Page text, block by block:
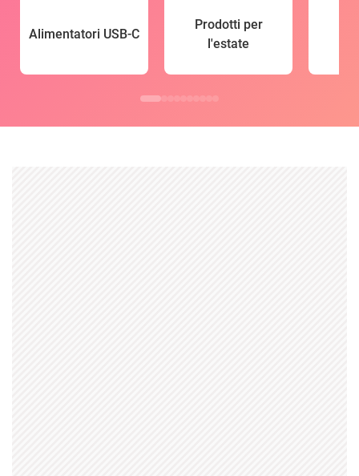
Alimentatori USB-C
Prodotti per
l'estate